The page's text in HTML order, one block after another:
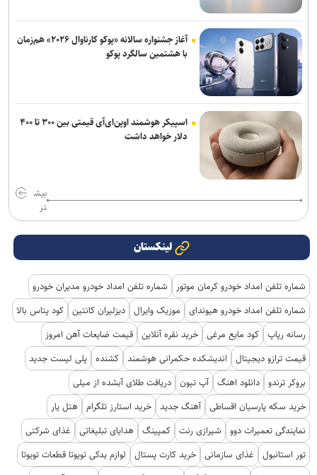
آغاز جشنواره سالانه «پوکو کارناوال ۲۰۲۶» هم‌زمان
با هشتمین سالگرد پوکو
اسپیکر هوشمند اوپن‌ای‌آی قیمتی بین ۳۰۰ تا ۴۰۰
دلار خواهد داشت
بیش
تر
لینکستان
شماره تلفن امداد خودرو کرمان موتور
شماره تلفن امداد خودرو مدیران خودرو
شماره تلفن امداد خودرو هیوندای
موزیک وایرال دیزلیران کانتین کود پتاس بالا
رسانه رپاپ کود مایع مرغی خرید نقره آنلاین قیمت ضایعات آهن امروز
قیمت ترازو دیجیتال
اندیشکده حکمرانی هوشمند کشنده پلی لیست جدید
بروکر ترندو دانلود اهنگ آپ تیون دریافت طلای آبشده از میلی
خرید سکه پارسیان اقساطی آهنگ جدید خرید استارز تلگرام هتل یار
نمایندگی تعمیرات دوو
شیرازی رنت کمپینگ هدایای تبلیغاتی
غذای شرکتی
تور استانبول
غذای سازمانی خرید کارت پستال
لوازم یدکی تویوتا قطعات تویوتا